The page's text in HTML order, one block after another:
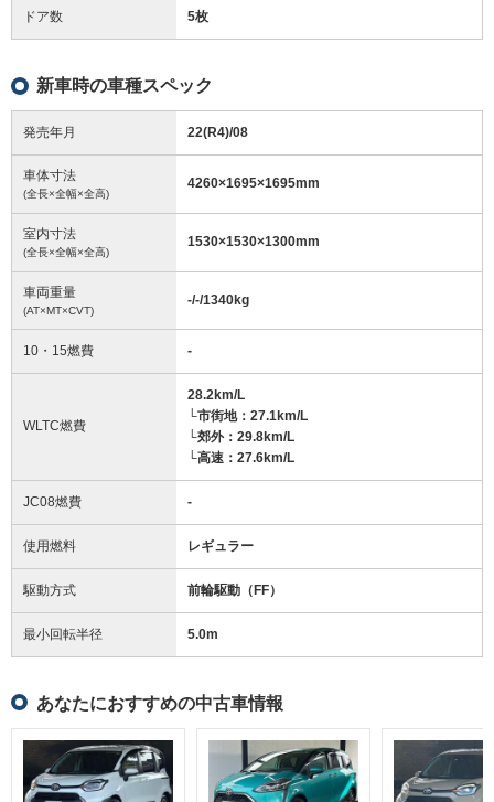
ドア数 5枚
新車時の車種スペック
発売年月 22(R4)/08
車体寸法
(全長×全幅×全高)
4260×1695×1695mm
室内寸法
(全長×全幅×全高)
1530×1530×1300mm
車両重量
(AT×MT×CVT)
-/-/1340kg
10・15燃費 -
WLTC燃費
28.2km/L
└市街地：27.1km/L
└郊外：29.8km/L
└高速：27.6km/L
JC08燃費 -
使用燃料 レギュラー
駆動方式 前輪駆動（FF）
最小回転半径 5.0m
あなたにおすすめの中古車情報